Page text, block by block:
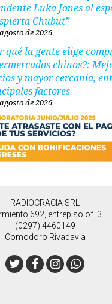
Luka Jones al
Chubut”
de 2026
qué la gente elige
chinos?:
y mayor cercanía,
factores
de 2026
RADIOCRACIA SRL
692, entrepiso of. 3
(0297) 4460149
Comodoro Rivadavia